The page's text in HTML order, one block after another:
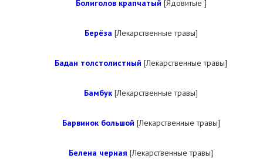
Болиголов крапчатый [Ядовитые ]
Берёза [Лекарственные травы]
Бадан толстолистный [Лекарственные травы]
Бамбук [Лекарственные травы]
Барвинок большой [Лекарственные травы]
Белена черная [Лекарственные травы]